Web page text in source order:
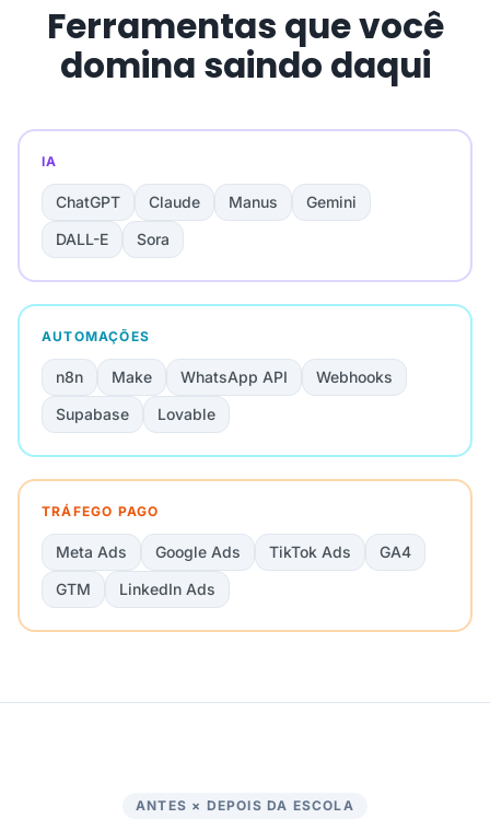
Ferramentas que você
domina saindo daqui
IA
ChatGPT Claude Manus
Gemini
DALL-E
Sora
AUTOMAÇÕES
n8n Make WhatsApp API
Webhooks
Supabase
Lovable
TRÁFEGO PAGO
Meta Ads Google Ads TikTok Ads
GA4
GTM
LinkedIn Ads
ANTES × DEPOIS DA ESCOLA